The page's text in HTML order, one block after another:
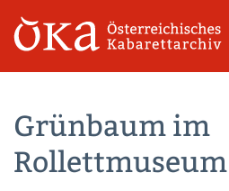
Grünbaum im
Rollettmuseum